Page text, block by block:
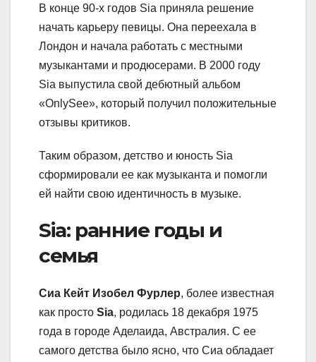
В конце 90-х годов Sia приняла решение
начать карьеру певицы. Она переехала в
Лондон и начала работать с местными
музыкантами и продюсерами. В 2000 году
Sia выпустила свой дебютный альбом
«OnlySee», который получил положительные
отзывы критиков.
Таким образом, детство и юность Sia
сформировали ее как музыканта и помогли
ей найти свою идентичность в музыке.
Sia: ранние годы и
семья
Сиа Кейт Изобел Фурлер, более известная
как просто Sia, родилась 18 декабря 1975
года в городе Аделаида, Австралия. С ее
самого детства было ясно, что Сиа обладает